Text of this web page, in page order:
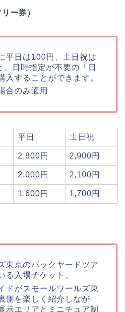
ー券）
平日は100円、土日祝は
日時指定が不要の「日
入することができます。
合のみ適用
平日 土日祝
2,800円 2,900円
2,000円 2,100円
1,600円 1,700円
東京のバックヤードツア
る入場チケット。
ドがスモールワールズ東
側を楽しく紹介しなが
示エリアとミニチュア制